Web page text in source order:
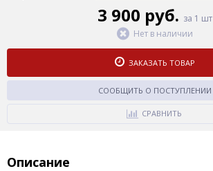
3 900 руб. за 1 шт
Нет в наличии
ЗАКАЗАТЬ ТОВАР
СООБЩИТЬ О ПОСТУПЛЕНИИ
СРАВНИТЬ
Описание